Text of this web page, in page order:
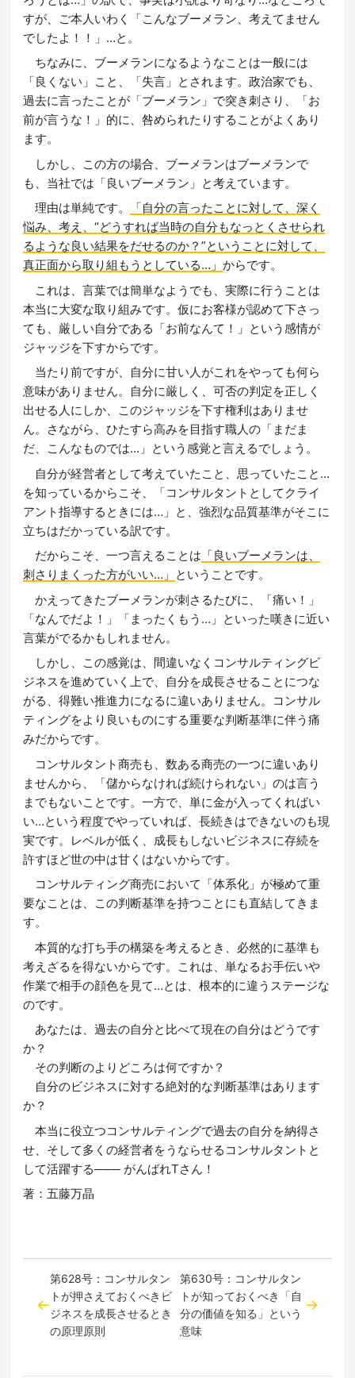
すが、ご本人いわく「こんなブーメラン、考えてません
でしたよ！！」…と。
ちなみに、ブーメランになるようなことは一般には
「良くない」こと、「失言」とされます。政治家でも、
過去に言ったことが「ブーメラン」で突き刺さり、「お
前が言うな！」的に、咎められたりすることがよくあり
ます。
しかし、この方の場合、ブーメランはブーメランで
も、当社では「良いブーメラン」と考えています。
理由は単純です。
「自分の言ったことに対して、深く
悩み、考え、“どうすれば当時の自分もなっとくさせられ
るような良い結果をだせるのか？”ということに対して、
真正面から取り組もうとしている…」からです。
これは、言葉では簡単なようでも、実際に行うことは
本当に大変な取り組みです。仮にお客様が認めて下さっ
ても、厳しい自分である「お前なんて！」という感情が
ジャッジを下すからです。
当たり前ですが、自分に甘い人がこれをやっても何ら
意味がありません。自分に厳しく、可否の判定を正しく
出せる人にしか、このジャッジを下す権利はありませ
ん。さながら、ひたすら高みを目指す職人の「まだま
だ、こんなものでは…」という感覚と言えるでしょう。
自分が経営者として考えていたこと、思っていたこと…
を知っているからこそ、「コンサルタントとしてクライ
アント指導するときには…」と、強烈な品質基準がそこに
立ちはだかっている訳です。
だからこそ、一つ言えることは 「良いブーメランは、
刺さりまくった方がいい…」 ということです。
かえってきたブーメランが刺さるたびに、「痛い！」
「なんでだよ！」「まったくもう…」といった嘆きに近い
言葉がでるかもしれません。
しかし、この感覚は、間違いなくコンサルティングビ
ジネスを進めていく上で、自分を成長させることにつな
がる、得難い推進力になるに違いありません。コンサル
ティングをより良いものにする重要な判断基準に伴う痛
みだからです。
コンサルタント商売も、数ある商売の一つに違いあり
ませんから、「儲からなければ続けられない」のは言う
までもないことです。一方で、単に金が入ってくればい
い…という程度でやっていれば、長続きはできないのも現
実です。レベルが低く、成長もしないビジネスに存続を
許すほど世の中は甘くはないからです。
コンサルティング商売において「体系化」が極めて重
要なことは、この判断基準を持つことにも直結してきま
す。
本質的な打ち手の構築を考えるとき、必然的に基準も
考えざるを得ないからです。これは、単なるお手伝いや
作業で相手の顔色を見て…とは、根本的に違うステージな
のです。
あなたは、過去の自分と比べて現在の自分はどうです
か？
その判断のよりどころは何ですか？
自分のビジネスに対する絶対的な判断基準はあります
か？
本当に役立つコンサルティングで過去の自分を納得さ
せ、そして多くの経営者をうならせるコンサルタントと
して活躍する─── がんばれTさん！
著：五藤万晶
第628号：コンサルタン
トが押さえておくべきビ
ジネスを成長させるとき
の原理原則
第630号：コンサルタン
トが知っておくべき「自
分の価値を知る」という
意味